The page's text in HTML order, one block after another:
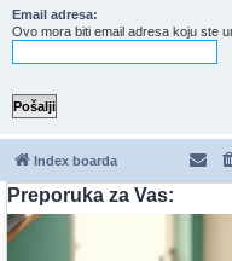
Email adresa:
Ovo mora biti email adresa koju ste
Index boarda
Preporuka za Vas: